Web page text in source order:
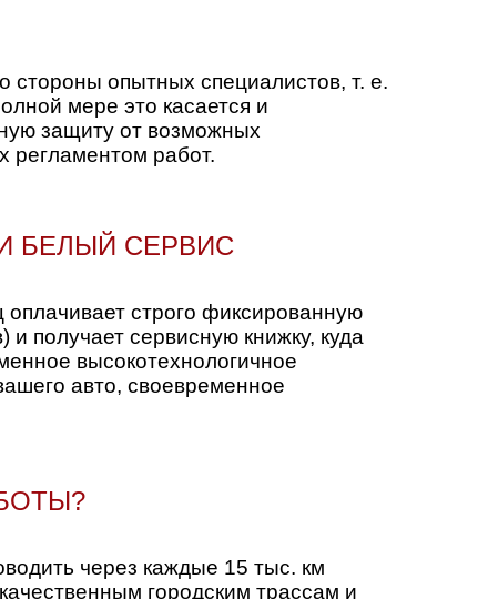
опытных специалистов, т. е.
мере это касается и
защиту от возможных
регламентом работ.
БЕЛЫЙ СЕРВИС
строго фиксированную
получает сервисную книжку, куда
высокотехнологичное
авто, своевременное
через каждые 15 тыс. км
городским трассам и